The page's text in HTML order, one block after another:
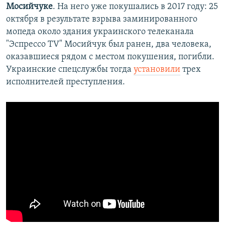
Мосийчуке. На него уже покушались в 2017 году: 25
октября в результате взрыва заминированного
мопеда около здания украинского телеканала
"Эспрессо TV" Мосийчук был ранен, два человека,
оказавшиеся рядом с местом покушения, погибли.
Украинские спецслужбы тогда установили трех
исполнителей преступления.